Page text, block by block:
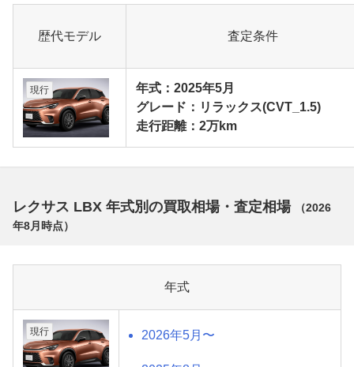
歴代モデル 査定条件
現行
年式：2025年5月
グレード：リラックス(CVT_1.5)
走行距離：2万km
レクサス LBX 年式別の買取相場・査定相場 （2026
年8月 時点）
年式
現行 2026年5月〜